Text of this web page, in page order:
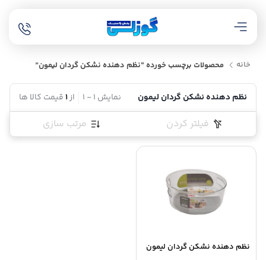
خانه محصولات برچسب خورده “نظم دهنده نشکن گردان لیمون”
نظم دهنده نشکن گردان لیمون نمایش 1
-
1 از1قیمت کالا ها
فیلتر کردن مرتب سازی
نظم دهنده نشکن گردان لیمون